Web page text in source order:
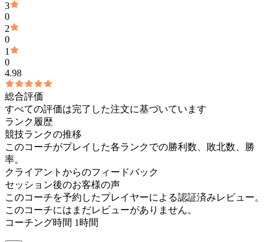
3
0
2
0
1
0
4.98
総合評価
すべての評価は完了した注文に基づいています
ランク履歴
競技ランクの推移
このコーチがプレイした各ランクでの勝利数、敗北数、勝
率。
クライアントからのフィードバック
セッション後のお客様の声
このコーチを予約したプレイヤーによる認証済みレビュー。
このコーチにはまだレビューがありません。
コーチング時間 1時間